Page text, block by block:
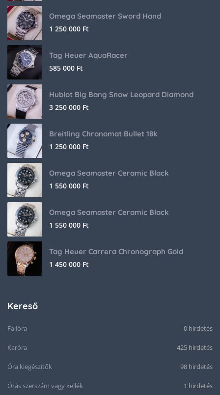
Omega Seamaster Sword Hand
1 250 000 Ft
Tag Heuer AquaRacer
585 000 Ft
Hublot Big Bang Snow Leopard Diamond
3 250 000 Ft
Breitling Chronomat Bullet 18k
1 250 000 Ft
Omega Seamaster Ceramic Black
1 550 000 Ft
Omega Seamaster Ceramic Black
1 550 000 Ft
Tag Heuer Carrera Chronograph Gold
1 450 000 Ft
Kereső
Falióra 0 hirdetés
Karóra 425 hirdetés
Óra kiegészítők 98 hirdetés
Órás szerszám vagy kellék 1 hirdetés